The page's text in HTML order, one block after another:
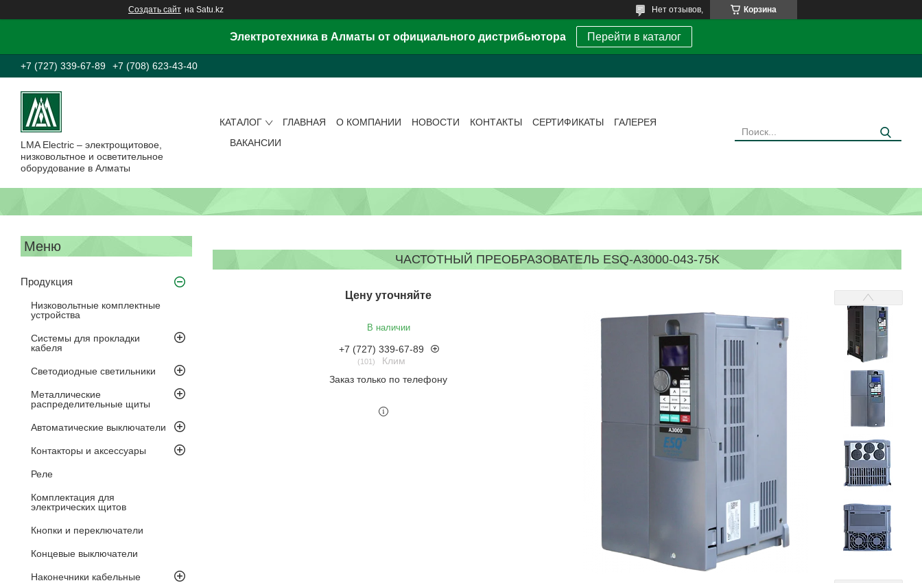
Создать сайт на Satu.kz Корзина
Нет отзывов,
Электротехника в Алматы от официального дистрибьютора Перейти в каталог
+7 (727) 339-67-89 +7 (708) 623-43-40
LMA Electric – электрощитовое,
низковольтное и осветительное
оборудование в Алматы
КАТАЛОГ ГЛАВНАЯ О КОМПАНИИ НОВОСТИ КОНТАКТЫ СЕРТИФИКАТЫ
ГАЛЕРЕЯ
ВАКАНСИИ
Продукция
Низковольтные комплектные
устройства
Системы для прокладки
кабеля
Светодиодные светильники
Металлические
распределительные щиты
Автоматические выключатели
Контакторы и аксессуары
Реле
Комплектация для
электрических щитов
Кнопки и переключатели
Концевые выключатели
Наконечники кабельные
ЧАСТОТНЫЙ ПРЕОБРАЗОВАТЕЛЬ ESQ-A3000-043-75K
Цену уточняйте
В наличии
+7 (727) 339-67-89
101
Клим
Заказ только по телефону